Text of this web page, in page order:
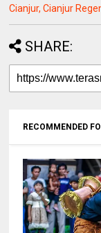
Cianjur, Cianjur
SHARE:
RECOMMENDED